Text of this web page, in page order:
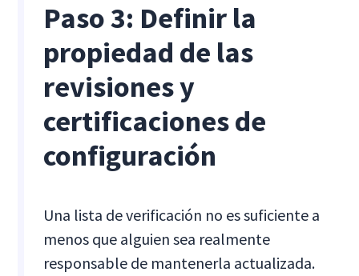
Paso 3: Definir la
propiedad de las
revisiones y
certificaciones de
configuración
Una lista de verificación no es suficiente a
menos que alguien sea realmente
responsable de mantenerla actualizada.